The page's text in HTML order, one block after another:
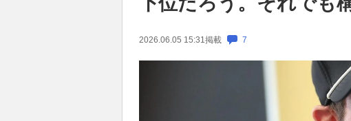
2026.06.05 15:31 掲載 7